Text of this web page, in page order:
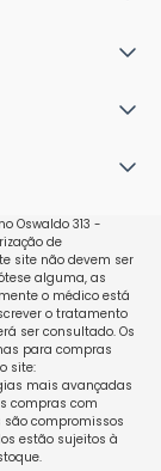
Oswaldo 313 -
de
site não devem ser
alguma, as
o médico está
o tratamento
ser consultado. Os
para compras
site:
mais avançadas
compras com
compromissos
estão sujeitos à